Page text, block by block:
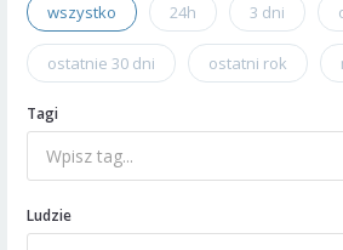
wszystko 24h 3 dni
ostatnie 30 dni ostatni rok
Tagi
Ludzie